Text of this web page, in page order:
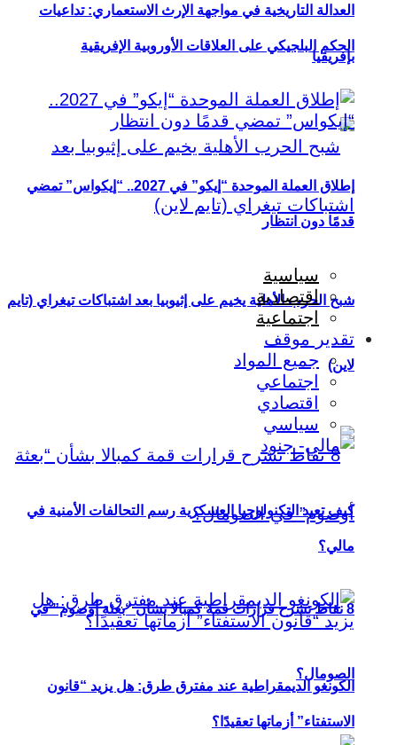
بإفريقيا
شبح الحرب الأهلية يخيم على إثيوبيا بعد اشتباكات تيغراي (تايم
لاين)
8 نقاط تشرح قرارات قمة كمبالا بشأن “بعثة أوصوم” في
الصومال؟
العدالة التاريخية في مواجهة الإرث الاستعماري: تداعيات
الحكم البلجيكي على العلاقات الأوروبية الإفريقية
إطلاق العملة الموحدة “إيكو” في 2027.. “إيكواس” تمضي
قدمًا دون انتظار
سياسية
اقتصادية
اجتماعية
تقدير موقف
جميع المواد
اجتماعي
اقتصادي
سياسي
كيف تعيد التكنولوجيا العسكرية رسم التحالفات الأمنية في
مالي؟
الكونغو الديمقراطية عند مفترق طرق: هل يزيد “قانون
الاستفتاء” أزماتها تعقيدًا؟